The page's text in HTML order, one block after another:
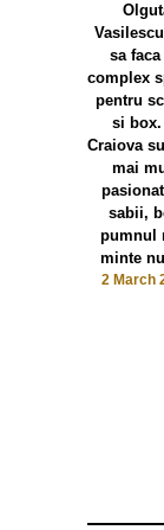
sa
complex
pentru
si
Craiova
mai
sabii,
pumnul
minte
2 March